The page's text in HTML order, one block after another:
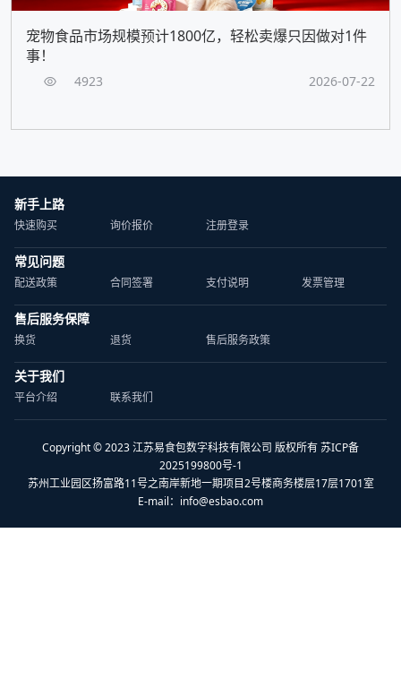
宠物食品市场规模预计1800亿，轻松卖爆只因做对1件
事！
4923 2026-07-22
新手上路
快速购买 询价报价 注册登录
常见问题
配送政策 合同签署 支付说明 发票管理
售后服务保障
换货 退货 售后服务政策
关于我们
平台介绍 联系我们
Copyright © 2023 江苏易食包数字科技有限公司 版权所有 苏ICP备
2025199800号-1
苏州工业园区扬富路11号之南岸新地一期项目2号楼商务楼层17层1701室
E-mail： info@esbao.com